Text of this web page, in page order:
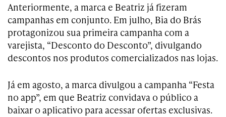
Anteriormente, a marca e Beatriz já fizeram
campanhas em conjunto. Em julho, Bia do Brás
protagonizou sua primeira campanha com a
varejista, “Desconto do Desconto”, divulgando
descontos nos produtos comercializados nas lojas.
Já em agosto, a marca divulgou a campanha “Festa
no app”, em que Beatriz convidava o público a
baixar o aplicativo para acessar ofertas exclusivas.